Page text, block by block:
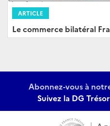
ARTICLE
Le commerce bilatéral
Abonnez-vous à
Suivez la DG